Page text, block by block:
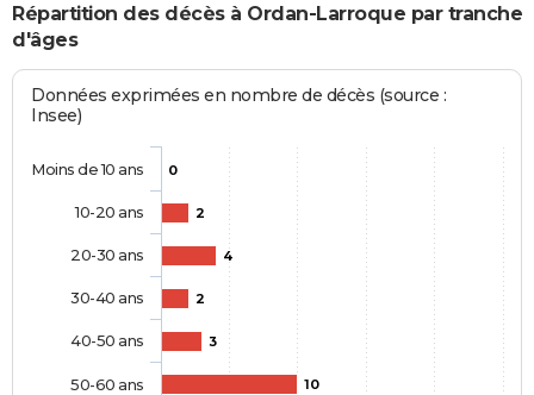
Répartition des décès à Ordan-Larroque par tranche
d'âges
Données exprimées en nombre de décès (source :
Insee)
0
2
4
2
3
10
Moins de 10 ans
10-20 ans
20-30 ans
30-40 ans
40-50 ans
50-60 ans